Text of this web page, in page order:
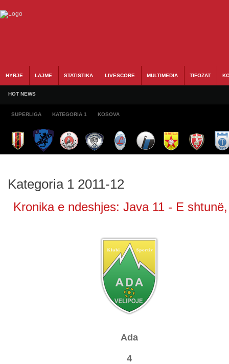
HYRJE LAJME STATISTIKA LIVESCORE MULTIMEDIA TIFOZAT
HOT NEWS
SUPERLIGA KATEGORIA 1 KOSOVA
Kategoria 1 2011-12
Kronika e ndeshjes: Java 11 - E
Ada
4